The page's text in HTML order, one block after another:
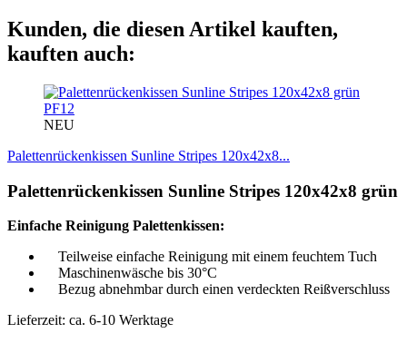
Kunden, die diesen Artikel kauften,
kauften auch:
PF12
NEU
Palettenrückenkissen Sunline Stripes 120x42x8...
Palettenrückenkissen Sunline Stripes 120x42x8 grün
Einfache Reinigung Palettenkissen:
Teilweise einfache Reinigung mit einem feuchtem Tuch
Maschinenwäsche bis 30°C
Bezug abnehmbar durch einen verdeckten Reißverschluss
Lieferzeit: ca. 6-10 Werktage